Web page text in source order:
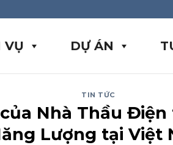
VỤ DỰ ÁN
TIN TỨC
Nhà Thầu
Lượng tại Việt